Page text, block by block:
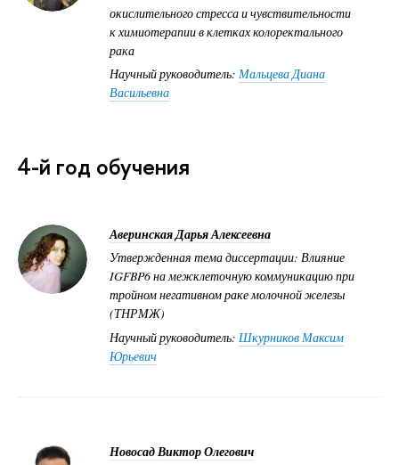
окислительного стресса и чувствительности
к химиотерапии в клетках колоректального
рака
Научный руководитель: Мальцева Диана
Васильевна
4-й год обучения
Аверинская Дарья Алексеевна
Утвержденная тема диссертации: Влияние
IGFBP6 на межклеточную коммуникацию при
тройном негативном раке молочной железы
(ТНРМЖ)
Научный руководитель: Шкурников Максим
Юрьевич
Новосад Виктор Олегович